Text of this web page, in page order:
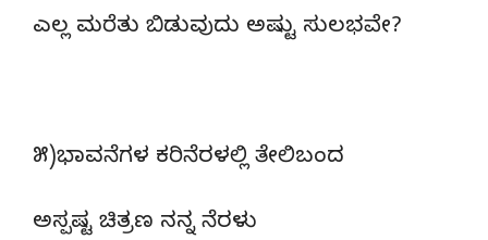
ಎಲ್ಲ ಮರೆತು ಬಿಡುವುದು ಅಷ್ಟು ಸುಲಭವೇ?
೫)ಭಾವನೆಗಳ ಕರಿನೆರಳಲ್ಲಿ ತೇಲಿಬಂದ
ಅಸ್ಪಷ್ಟ ಚಿತ್ರಣ ನನ್ನ ನೆರಳು